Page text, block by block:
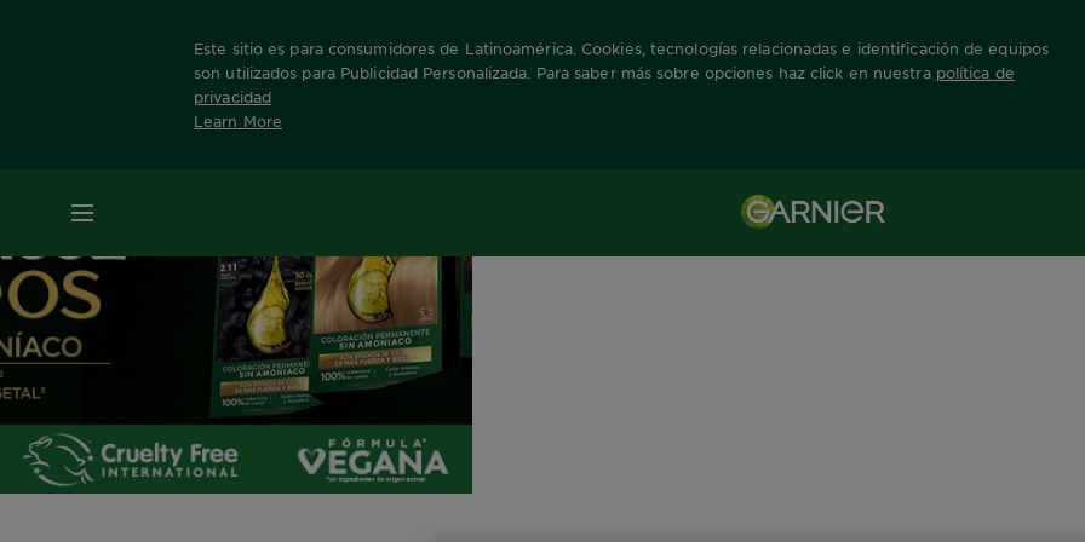
Este sitio es para consumidores de Latinoamérica. Cookies, tecnologías relacionadas e identificación de equipos
son utilizados para Publicidad Personalizada. Para saber más sobre opciones haz click en nuestra política de
privacidad
Learn More
MENÚ